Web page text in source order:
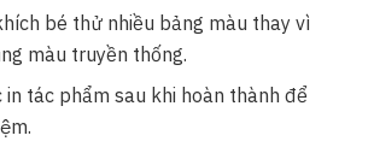
bé thử nhiều bảng màu thay vì
màu truyền thống.
in tác phẩm sau khi hoàn thành để